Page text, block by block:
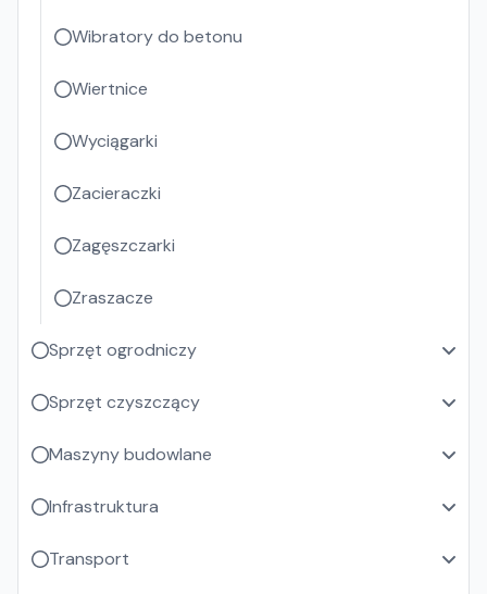
Wibratory do betonu
Wiertnice
Wyciągarki
Zacieraczki
Zagęszczarki
Zraszacze
Sprzęt ogrodniczy
Sprzęt czyszczący
Maszyny budowlane
Infrastruktura
Transport